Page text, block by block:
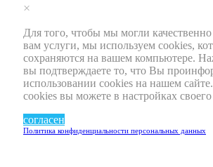
×
Для того, чтобы мы могли качественно
вам услуги, мы используем cookies,
сохраняются на вашем компьютере.
вы подтверждаете то, что Вы
использовании cookies на нашем
cookies вы можете в настройках своего
согласен
Политика конфиденциальности персональных данных